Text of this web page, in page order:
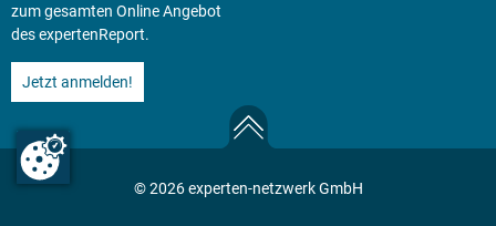
zum gesamten Online Angebot
des expertenReport.
Jetzt anmelden!
© 2026 experten-netzwerk GmbH